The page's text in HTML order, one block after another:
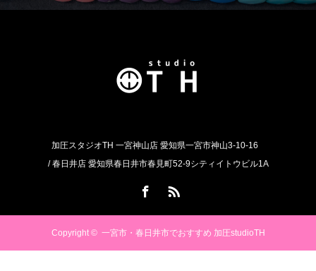
加圧スタジオTH 一宮神山店 愛知県一宮市神山3-10-16
/ 春日井店 愛知県春日井市春見町52-9シティイトウビル1A
Copyright © 一宮市・春日井市でおすすめ 加圧studioTH